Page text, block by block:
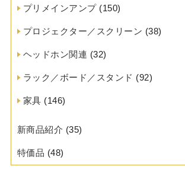
プリメインアンプ(150)
プロジェクター／スクリーン (38)
ヘッドホン関連 (32)
ラック／ボード／スタンド (92)
家具 (146)
新商品紹介 (35)
特価品 (48)